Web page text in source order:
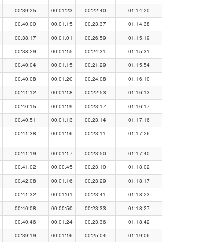
00:39:25 00:01:23 00:22:40
01:14:20
00:40:00 00:01:15 00:23:37
01:14:38
00:38:17 00:01:01 00:26:59
01:15:19
00:38:29 00:01:15 00:24:31
01:15:31
00:40:04 00:01:15 00:21:29
01:15:54
00:40:08 00:01:20 00:24:08
01:16:10
00:41:12 00:01:18 00:22:53
01:16:13
00:40:15 00:01:19 00:23:17
01:16:17
00:40:51 00:01:13 00:23:14
01:17:16
00:41:38 00:01:16 00:23:11 01:17:26
00:41:19 00:01:17 00:23:50
01:17:40
00:41:02 00:00:45 00:23:10
01:18:02
00:42:08 00:01:16 00:23:29
01:18:17
00:41:32 00:01:01 00:23:41
01:18:23
00:40:08 00:00:50 00:23:33
01:18:27
00:40:46 00:01:24 00:23:36
01:18:42
00:39:19 00:01:16 00:25:04
01:19:06